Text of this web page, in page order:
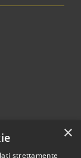
×
strettamente